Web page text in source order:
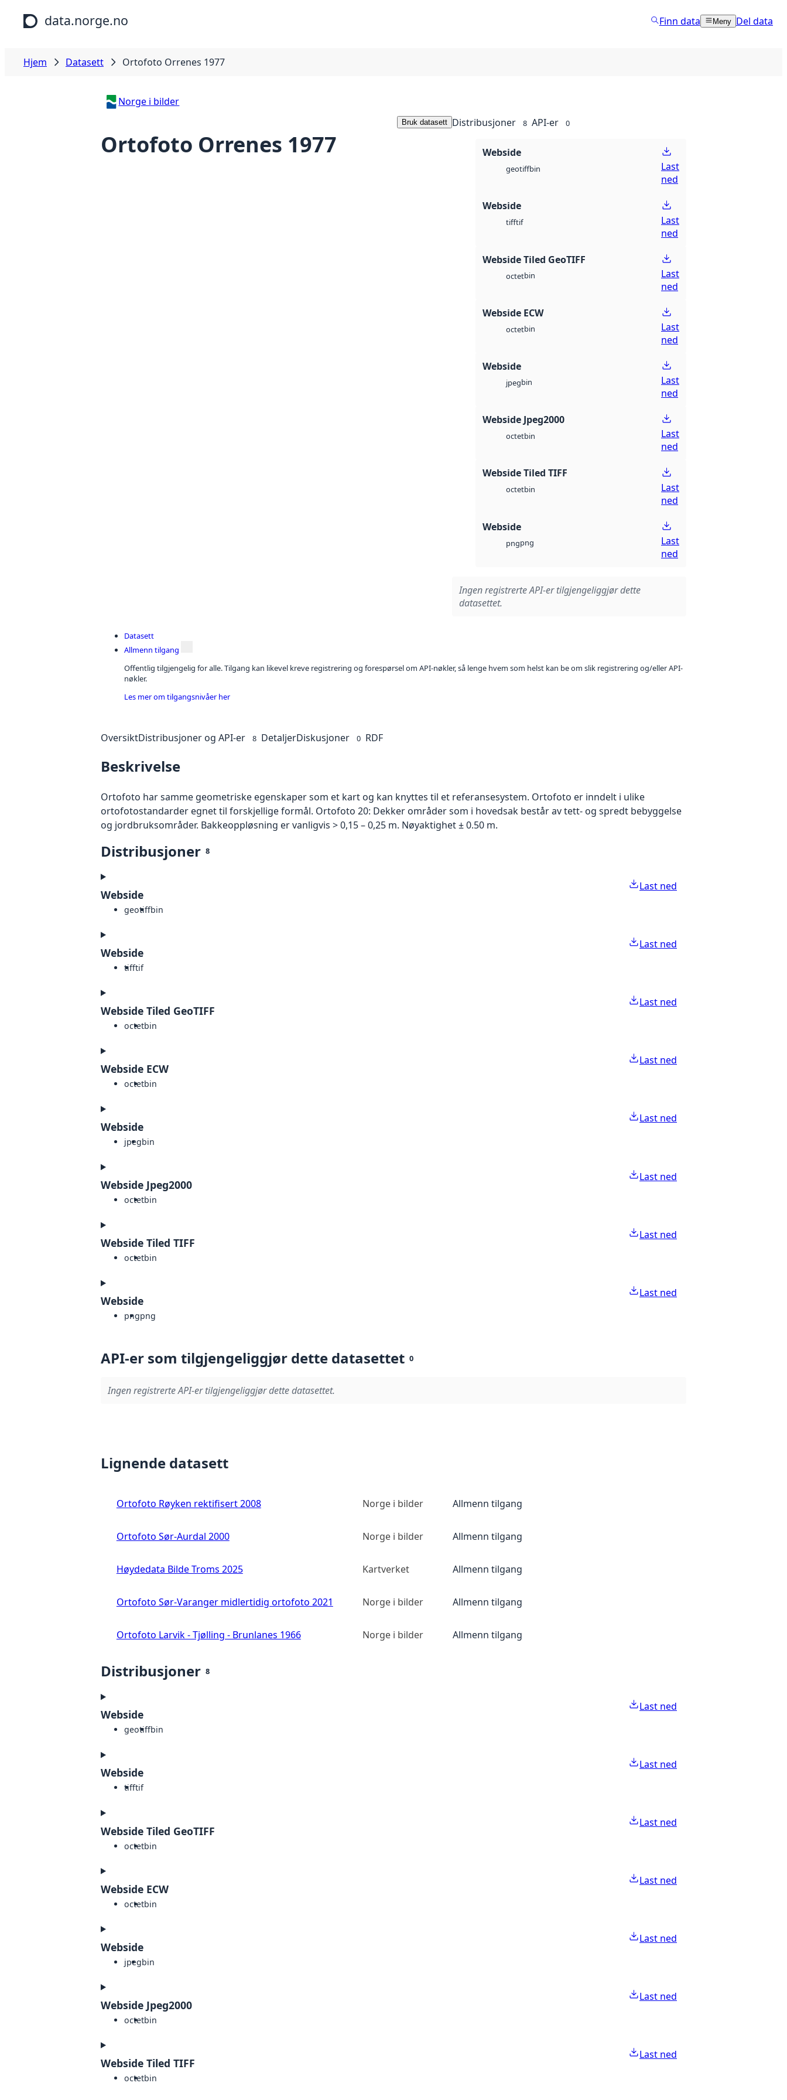
Hopp til hovedinnhold
data.norge.no Finn data Meny Del data
Hjem Datasett Ortofoto Orrenes 1977
Norge i bilder
Ortofoto Orrenes 1977
Bruk datasett Distribusjoner 8 API-er 0
Webside
geotiffbin
Last
ned
Webside
tifftif
Last
ned
Webside Tiled GeoTIFF
octetbin
Last
ned
Webside ECW
octetbin
Last
ned
Webside
jpegbin
Last
ned
Webside Jpeg2000
octetbin
Last
ned
Webside Tiled TIFF
octetbin
Last
ned
Webside
pngpng
Last
ned
Ingen registrerte API-er tilgjengeliggjør dette
datasettet.
Datasett
Allmenn tilgang
Offentlig tilgjengelig for alle. Tilgang kan likevel kreve registrering og forespørsel om API-nøkler, så lenge hvem som helst kan be om slik registrering og/eller API-
nøkler.
Les mer om tilgangsnivåer her
OversiktDistribusjoner og API-er 8 DetaljerDiskusjoner 0 RDF
Beskrivelse
Ortofoto har samme geometriske egenskaper som et kart og kan knyttes til et referansesystem. Ortofoto er inndelt i ulike
ortofotostandarder egnet til forskjellige formål. Ortofoto 20: Dekker områder som i hovedsak består av tett- og spredt bebyggelse
og jordbruksområder. Bakkeoppløsning er vanligvis > 0,15 – 0,25 m. Nøyaktighet ± 0.50 m.
Distribusjoner 8
Webside
geotiffbin
Last ned
Webside
tifftif
Last ned
Webside Tiled GeoTIFF
octetbin
Last ned
Webside ECW
octetbin
Last ned
Webside
jpegbin
Last ned
Webside Jpeg2000
octetbin
Last ned
Webside Tiled TIFF
octetbin
Last ned
Webside
pngpng
Last ned
API-er som tilgjengeliggjør dette datasettet 0
Ingen registrerte API-er tilgjengeliggjør dette datasettet.
Lignende datasett
Ortofoto Røyken rektifisert 2008 Norge i bilder Allmenn tilgang
Ortofoto Sør-Aurdal 2000 Norge i bilder Allmenn tilgang
Høydedata Bilde Troms 2025 Kartverket Allmenn tilgang
Ortofoto Sør-Varanger midlertidig ortofoto 2021 Norge i bilder Allmenn tilgang
Ortofoto Larvik - Tjølling - Brunlanes 1966 Norge i bilder Allmenn tilgang
Distribusjoner 8
Webside
geotiffbin
Last ned
Webside
tifftif
Last ned
Webside Tiled GeoTIFF
octetbin
Last ned
Webside ECW
octetbin
Last ned
Webside
jpegbin
Last ned
Webside Jpeg2000
octetbin
Last ned
Webside Tiled TIFF
octetbin
Last ned